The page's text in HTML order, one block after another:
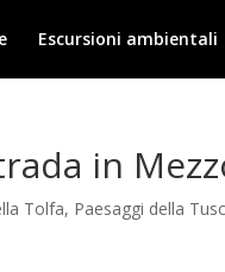
Escursioni ambientali
in
Tolfa, Paesaggi della